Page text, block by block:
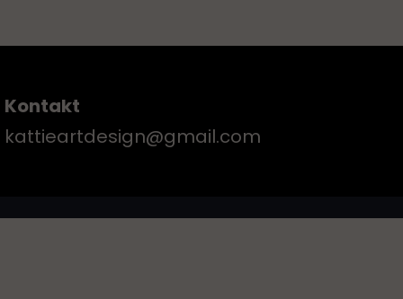
Kontakt
kattieartdesign@gmail.com